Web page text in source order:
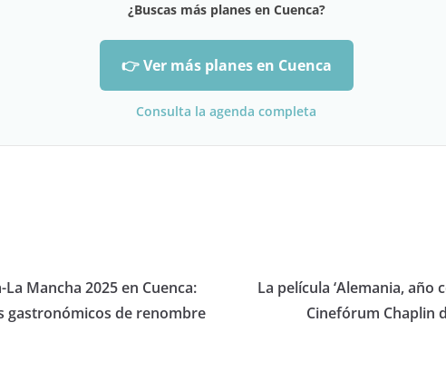
¿Buscas más planes en Cuenca?
👉 Ver más planes en Cuenca
Consulta la agenda completa
Mancha 2025 en Cuenca:
gastronómicos de renombre
La película ‘Alemania, año
Cinefórum Chaplin